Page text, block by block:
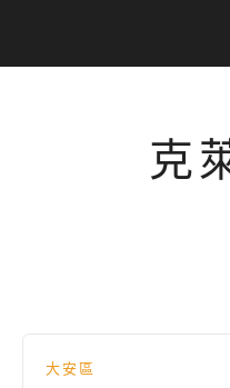
克
大安區